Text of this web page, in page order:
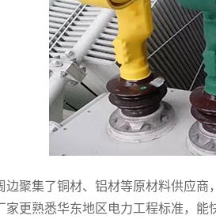
边聚集了铜材、铝材等原材料供应商
家更熟悉华东地区电力工程标准，能